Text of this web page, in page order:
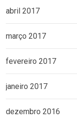
abril 2017
março 2017
fevereiro 2017
janeiro 2017
dezembro 2016